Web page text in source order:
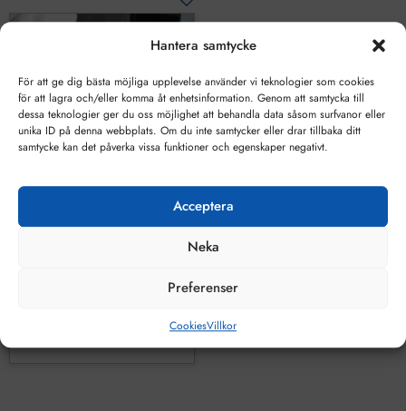
Hantera samtycke
För att ge dig bästa möjliga upplevelse använder vi teknologier som cookies
för att lagra och/eller komma åt enhetsinformation. Genom att samtycka till
dessa teknologier ger du oss möjlighet att behandla data såsom surfvanor eller
unika ID på denna webbplats. Om du inte samtycker eller drar tillbaka ditt
samtycke kan det påverka vissa funktioner och egenskaper negativt.
Acceptera
Neka
Preferenser
CookiesVillkor
Designa ditt